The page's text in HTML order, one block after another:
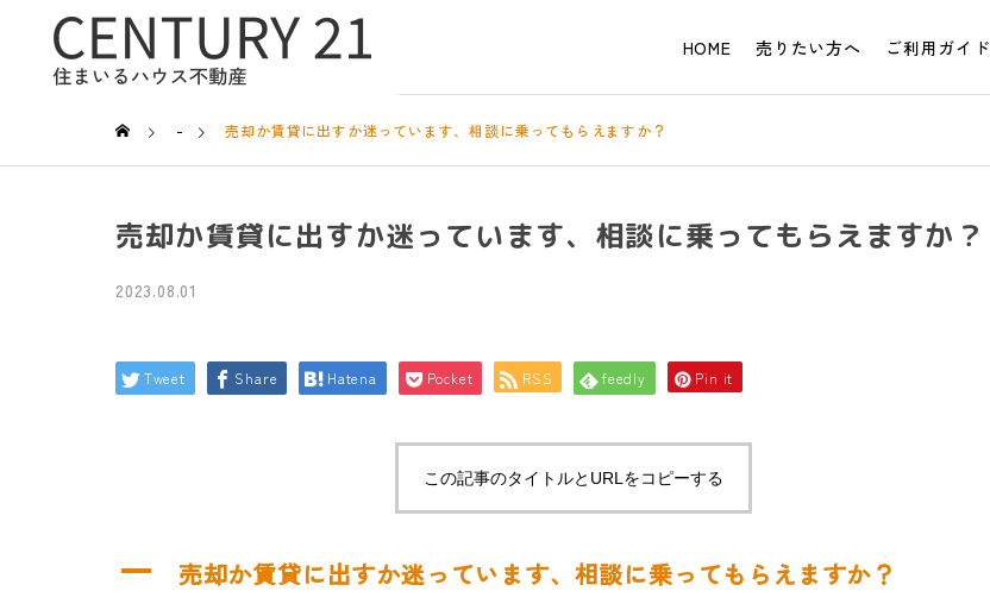
HOME 売りたい方へ ご利用ガイド
- 売却か賃貸に出すか迷っています、相談に乗ってもらえますか？
売却か賃貸に出すか迷っています、相談に乗ってもらえますか？
2023.08.01
Tweet Share Hatena Pocket RSS feedly Pin it
この記事のタイトルとURLをコピーする
A 売却か賃貸に出すか迷っています、相談に乗ってもらえますか？